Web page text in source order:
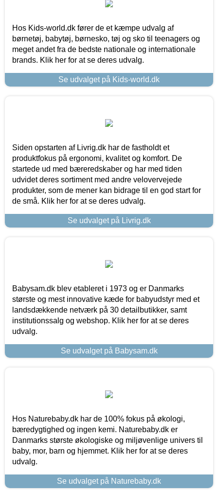
Hos Kids-world.dk fører de et kæmpe udvalg af
børnetøj, babytøj, børnesko, tøj og sko til teenagers og
meget andet fra de bedste nationale og internationale
brands. Klik her for at se deres udvalg.
Se udvalget på Kids-world.dk
Siden opstarten af Livrig.dk har de fastholdt et
produktfokus på ergonomi, kvalitet og komfort. De
startede ud med bæreredskaber og har med tiden
udvidet deres sortiment med andre velovervejede
produkter, som de mener kan bidrage til en god start for
de små. Klik her for at se deres udvalg.
Se udvalget på Livrig.dk
Babysam.dk blev etableret i 1973 og er Danmarks
største og mest innovative kæde for babyudstyr med et
landsdækkende netværk på 30 detailbutikker, samt
institutionssalg og webshop. Klik her for at se deres
udvalg.
Se udvalget på Babysam.dk
Hos Naturebaby.dk har de 100% fokus på økologi,
bæredygtighed og ingen kemi. Naturebaby.dk er
Danmarks største økologiske og miljøvenlige univers til
baby, mor, barn og hjemmet. Klik her for at se deres
udvalg.
Se udvalget på Naturebaby.dk